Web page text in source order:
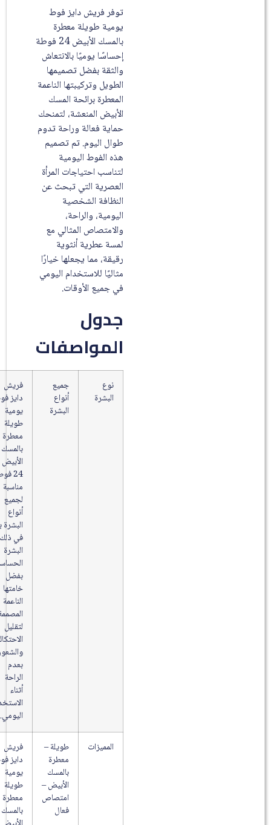
توفر فريش دايز فوط
يومية طويلة معطرة
بالمسك الأبيض 24 فوطة
إحساسًا يوميًا بالانتعاش
والثقة بفضل تصميمها
الطويل وتركيبتها الناعمة
المعطرة برائحة المسك
الأبيض المنعشة، لتمنحك
حماية فعالة وراحة تدوم
طوال اليوم. تم تصميم
هذه الفوط اليومية
لتناسب احتياجات المرأة
العصرية التي تبحث عن
النظافة الشخصية
اليومية، والراحة،
والامتصاص المثالي مع
لمسة عطرية أنثوية
رقيقة، مما يجعلها خيارًا
مثاليًا للاستخدام اليومي
في جميع الأوقات.
جدول
المواصفات
البشرة
البشرة
فريش
دايز فوط
طويلة
معطرة
بالمسك
الأبيض
24 فوطة
مناسبة
البشرة بما
في ذلك
البشرة
الحساسة
خامتها
الناعمة
المصممة
الاحتكاك
والشعور
الاستخدام
اليومي.
المميزات
طويلة –
معطرة
بالمسك
الأبيض –
امتصاص
فريش
دايز فوط
طويلة
معطرة
بالمسك